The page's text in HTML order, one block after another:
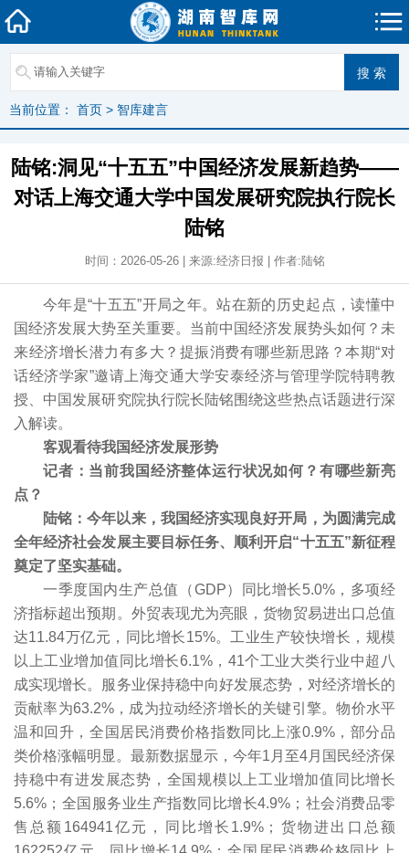
当前位置： 首页 > 智库建言
陆铭:洞见“十五五”中国经济发展新趋势——
对话上海交通大学中国发展研究院执行院长
陆铭
时间：2026-05-26 | 来源:经济日报 | 作者:陆铭
今年是“十五五”开局之年。站在新的历史起点，读懂中
国经济发展大势至关重要。当前中国经济发展势头如何？未
来经济增长潜力有多大？提振消费有哪些新思路？本期“对
话经济学家”邀请上海交通大学安泰经济与管理学院特聘教
授、中国发展研究院执行院长陆铭围绕这些热点话题进行深
入解读。
客观看待我国经济发展形势
记者：当前我国经济整体运行状况如何？有哪些新亮
点？
陆铭：今年以来，我国经济实现良好开局，为圆满完成
全年经济社会发展主要目标任务、顺利开启“十五五”新征程
奠定了坚实基础。
一季度国内生产总值（GDP）同比增长5.0%，多项经
济指标超出预期。外贸表现尤为亮眼，货物贸易进出口总值
达11.84万亿元，同比增长15%。工业生产较快增长，规模
以上工业增加值同比增长6.1%，41个工业大类行业中超八
成实现增长。服务业保持稳中向好发展态势，对经济增长的
贡献率为63.2%，成为拉动经济增长的关键引擎。物价水平
温和回升，全国居民消费价格指数同比上涨0.9%，部分品
类价格涨幅明显。最新数据显示，今年1月至4月国民经济保
持稳中有进发展态势，全国规模以上工业增加值同比增长
5.6%；全国服务业生产指数同比增长4.9%；社会消费品零
售总额164941亿元，同比增长1.9%；货物进出口总额